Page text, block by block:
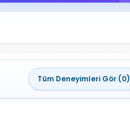
Tüm Deneyimleri Gör (0)